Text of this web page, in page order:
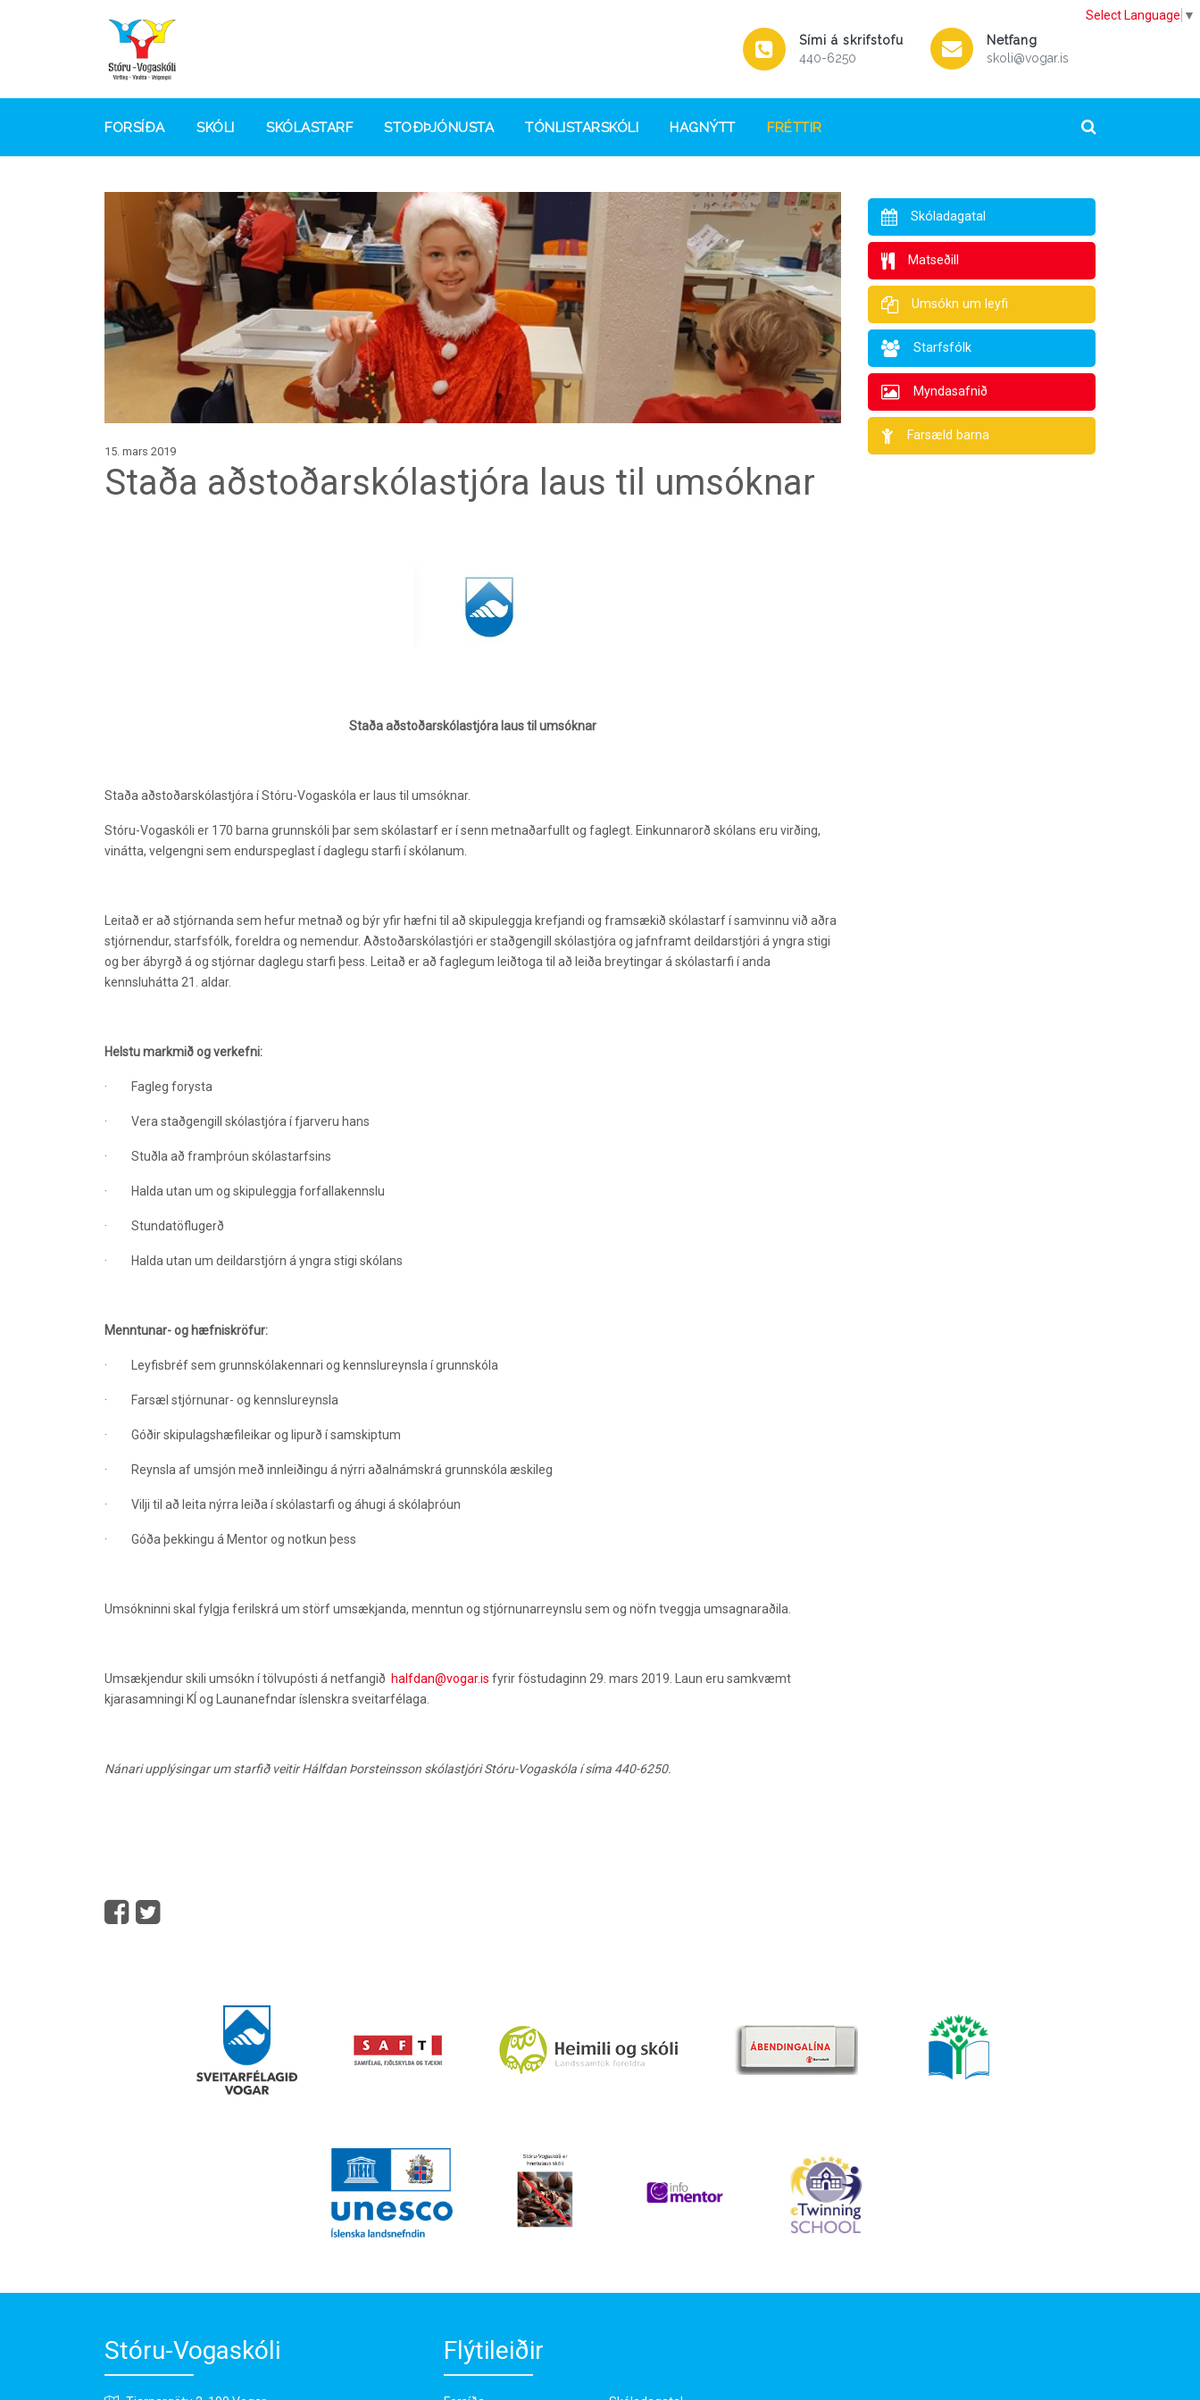
Select Language ▼
Sími á skrifstofu
440-6250
Netfang
skoli@vogar.is
FORSÍÐA SKÓLI SKÓLASTARF STOÐÞJÓNUSTA TÓNLISTARSKÓLI HAGNÝTT FRÉTTIR
15. mars 2019
Staða aðstoðarskólastjóra laus til umsóknar
Staða aðstoðarskólastjóra laus til umsóknar
Staða aðstoðarskólastjóra í Stóru-Vogaskóla er laus til umsóknar.
Stóru-Vogaskóli er 170 barna grunnskóli þar sem skólastarf er í senn metnaðarfullt og faglegt. Einkunnarorð skólans eru virðing,
vinátta, velgengni sem endurspeglast í daglegu starfi í skólanum.
Leitað er að stjórnanda sem hefur metnað og býr yfir hæfni til að skipuleggja krefjandi og framsækið skólastarf í samvinnu við aðra
stjórnendur, starfsfólk, foreldra og nemendur. Aðstoðarskólastjóri er staðgengill skólastjóra og jafnframt deildarstjóri á yngra stigi
og ber ábyrgð á og stjórnar daglegu starfi þess. Leitað er að faglegum leiðtoga til að leiða breytingar á skólastarfi í anda
kennsluhátta 21. aldar.
Helstu markmið og verkefni:
· Fagleg forysta
· Vera staðgengill skólastjóra í fjarveru hans
· Stuðla að framþróun skólastarfsins
· Halda utan um og skipuleggja forfallakennslu
· Stundatöflugerð
· Halda utan um deildarstjórn á yngra stigi skólans
Menntunar- og hæfniskröfur:
· Leyfisbréf sem grunnskólakennari og kennslureynsla í grunnskóla
· Farsæl stjórnunar- og kennslureynsla
· Góðir skipulagshæfileikar og lipurð í samskiptum
· Reynsla af umsjón með innleiðingu á nýrri aðalnámskrá grunnskóla æskileg
· Vilji til að leita nýrra leiða í skólastarfi og áhugi á skólaþróun
· Góða þekkingu á Mentor og notkun þess
Umsókninni skal fylgja ferilskrá um störf umsækjanda, menntun og stjórnunarreynslu sem og nöfn tveggja umsagnaraðila.
Umsækjendur skili umsókn í tölvupósti á netfangið halfdan@vogar.is fyrir föstudaginn 29. mars 2019. Laun eru samkvæmt
kjarasamningi KÍ og Launanefndar íslenskra sveitarfélaga.
Nánari upplýsingar um starfið veitir Hálfdan Þorsteinsson skólastjóri Stóru-Vogaskóla í síma 440-6250.
Skóladagatal
Matseðill
Umsókn um leyfi
Starfsfólk
Myndasafnið
Farsæld barna
Stóru-Vogaskóli Flýtileiðir